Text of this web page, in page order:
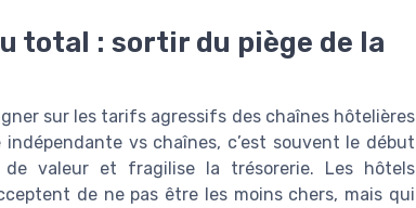
total : sortir du piège de la
sur les tarifs agressifs des chaînes hôtelières
vs chaînes, c’est souvent le début
de valeur et fragilise la trésorerie. Les hôtels
de ne pas être les moins chers, mais qui